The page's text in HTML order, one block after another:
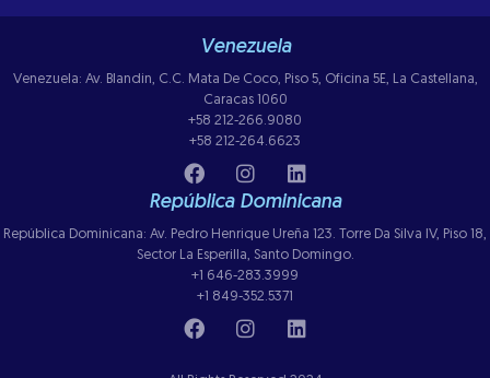
Venezuela
Venezuela: Av. Blandin, C.C. Mata De Coco, Piso 5, Oficina 5E, La Castellana,
Caracas 1060
+58 212-266.9080
+58 212-264.6623
República Dominicana
República Dominicana: Av. Pedro Henrique Ureña 123. Torre Da Silva IV, Piso 18,
Sector La Esperilla, Santo Domingo.
+1 646-283.3999
+1 849-352.5371